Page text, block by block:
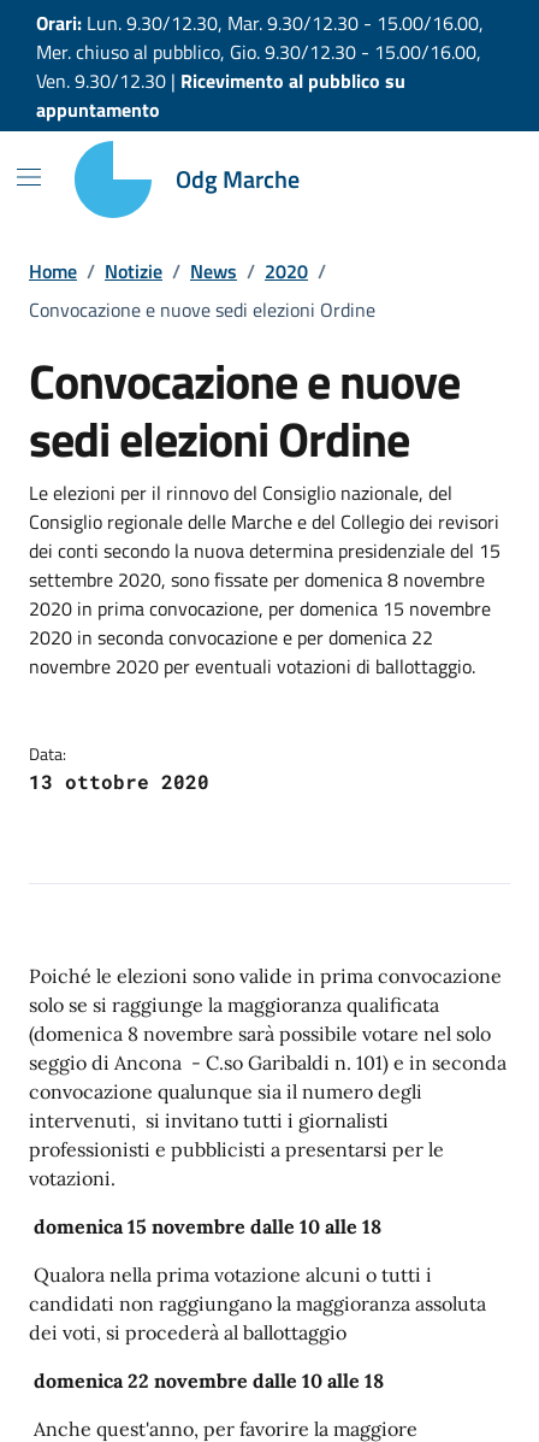
Vai ai contenuti
Vai al footer
Orari: Lun. 9.30/12.30, Mar. 9.30/12.30 - 15.00/16.00,
Mer. chiuso al pubblico, Gio. 9.30/12.30 - 15.00/16.00,
Ven. 9.30/12.30 | Ricevimento al pubblico su
appuntamento
Odg Marche
Home / Notizie / News / 2020 /
Convocazione e nuove sedi elezioni Ordine
Convocazione e nuove
sedi elezioni Ordine
Le elezioni per il rinnovo del Consiglio nazionale, del
Consiglio regionale delle Marche e del Collegio dei revisori
dei conti secondo la nuova determina presidenziale del 15
settembre 2020, sono fissate per domenica 8 novembre
2020 in prima convocazione, per domenica 15 novembre
2020 in seconda convocazione e per domenica 22
novembre 2020 per eventuali votazioni di ballottaggio.
Data:
13 ottobre 2020
Poiché le elezioni sono valide in prima convocazione
solo se si raggiunge la maggioranza qualificata
(domenica 8 novembre sarà possibile votare nel solo
seggio di Ancona - C.so Garibaldi n. 101) e in seconda
convocazione qualunque sia il numero degli
intervenuti, si invitano tutti i giornalisti
professionisti e pubblicisti a presentarsi per le
votazioni.
domenica 15 novembre dalle 10 alle 18
Qualora nella prima votazione alcuni o tutti i
candidati non raggiungano la maggioranza assoluta
dei voti, si procederà al ballottaggio
domenica 22 novembre dalle 10 alle 18
Anche quest'anno, per favorire la maggiore